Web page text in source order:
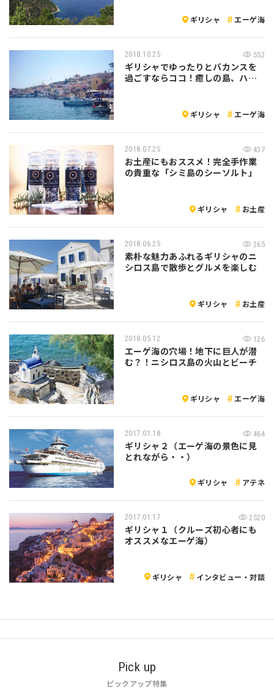
ギリシャ エーゲ海
2018.10.25 552
ギリシャでゆったりとバカンスを
過ごすならココ！癒しの島、ハル
ギリシャ エーゲ海
2018.07.25 437
お土産にもおススメ！完全手作業
の貴重な「シミ島のシーソルト」
ギリシャ お土産
2018.06.25 265
素朴な魅力あふれるギリシャのニ
シロス島で散歩とグルメを楽しむ
ギリシャ お土産
2018.05.12 126
エーゲ海の穴場！地下に巨人が潜
む？！ニシロス島の火山とビーチ
ギリシャ エーゲ海
2017.01.18 464
ギリシャ２（エーゲ海の景色に見
とれながら・・）
ギリシャ アテネ
2017.01.17 2520
ギリシャ１（クルーズ初心者にも
オススメなエーゲ海）
ギリシャ インタビュー・対談
Pick up
ピックアップ特集